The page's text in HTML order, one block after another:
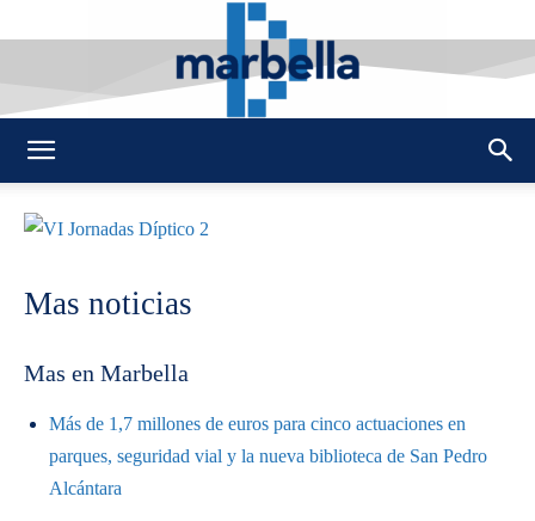
Mas noticias
Mas en Marbella
Más de 1,7 millones de euros para cinco actuaciones en
parques, seguridad vial y la nueva biblioteca de San Pedro
Alcántara